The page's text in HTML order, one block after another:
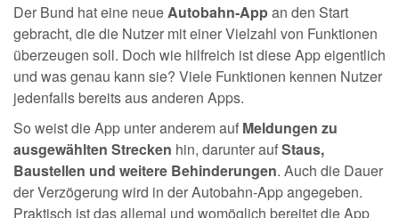
Der Bund hat eine neue Autobahn-Appan den Start
gebracht, die die Nutzer mit einer Vielzahl von Funktionen
überzeugen soll. Doch wie hilfreich ist diese App eigentlich
und was genau kann sie? Viele Funktionen kennen Nutzer
jedenfalls bereits aus anderen Apps.
So weist die App unter anderem auf Meldungen zu
ausgewählten Strecken hin, darunter aufStaus,
Baustellen und weitere Behinderungen. Auch die Dauer
der Verzögerung wird in der Autobahn-App angegeben.
Praktisch ist das allemal und womöglich bereitet die App